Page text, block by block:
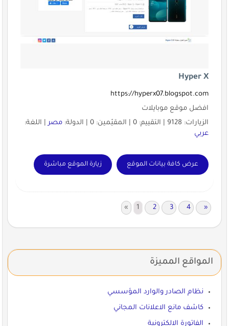
Hyper X
https://hyperx07.blogspot.com
افضل موقع موبايلات
الزيارات: 9128 | التقييم: 0 | المقيّمين: 0 | الدولة:
مصر| اللغة:
عربي
عرض كافة بيانات الموقع زيارة الموقع مباشرة
« 2 3 4 »
المواقع المميزة
نظام الصادر والوارد المؤسسي
كاشف مانع الاعلانات المجاني
الفاتورة الالكترونية